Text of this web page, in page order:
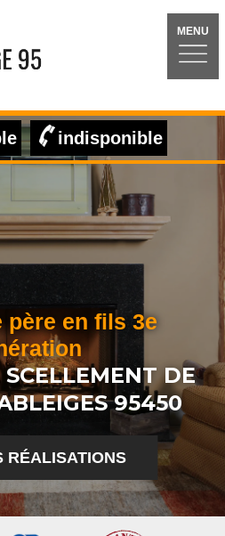
MENU
indisponible
père en fils 3e
DE
95450
RÉALISATIONS